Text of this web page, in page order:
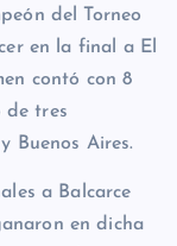
del Torneo
en la final a El
contó con 8
de tres
Buenos Aires.
a Balcarce
en dicha